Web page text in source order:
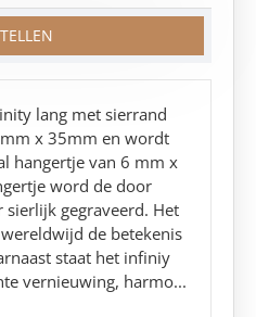
lang met sierrand
x 35mm en wordt
hangertje van 6 mm x
word de door
gegraveerd. Het
de betekenis
staat het infiniy
vernieuwing, harmo...